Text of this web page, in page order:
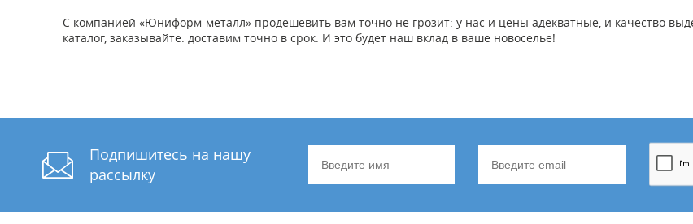
С компанией «Юниформ-металл» продешевить вам точно не грозит: у нас и цены адекватные, и качество
каталог, заказывайте: доставим точно в срок. И это будет наш вклад в ваше новоселье!
Подпишитесь на нашу
рассылку